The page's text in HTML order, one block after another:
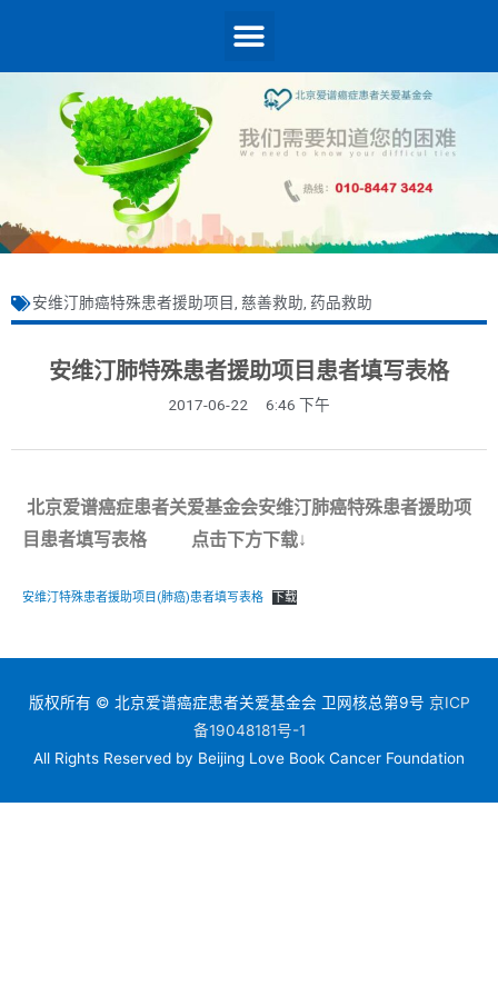
安维汀肺癌特殊患者援助项目, 慈善救助, 药品救助
安维汀肺特殊患者援助项目患者填写表格
2017-06-22 6:46 下午
北京爱谱癌症患者关爱基金会安维汀肺癌特殊患者援助项
目患者填写表格 点击下方下载↓
安维汀特殊患者援助项目(肺癌)患者填写表格 下载
版权所有 © 北京爱谱癌症患者关爱基金会 卫网核总第9号 京ICP
备19048181号-1
All Rights Reserved by Beijing Love Book Cancer Foundation